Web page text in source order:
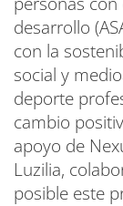
desarrollo
con la
social y
deporte
cambio
apoyo de
Luzilia,
posible este